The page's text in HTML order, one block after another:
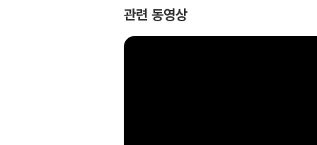
ess.
In Principles, Dalio shares what he’s
관련 동영상